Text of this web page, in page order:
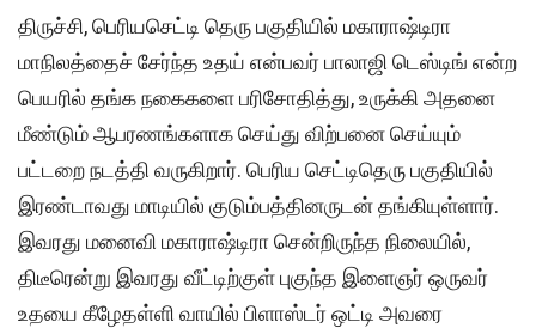
திருச்சி, பெரியசெட்டி தெரு பகுதியில் மகாராஷ்டிரா
மாநிலத்தைச் சேர்ந்த உதய் என்பவர் பாலாஜி டெஸ்டிங் என்ற
பெயரில் தங்க நகைகளை பரிசோதித்து, உருக்கி அதனை
மீண்டும் ஆபரணங்களாக செய்து விற்பனை செய்யும்
பட்டறை நடத்தி வருகிறார். பெரிய செட்டிதெரு பகுதியில்
இரண்டாவது மாடியில் குடும்பத்தினருடன் தங்கியுள்ளார்.
இவரது மனைவி மகாராஷ்டிரா சென்றிருந்த நிலையில்,
திடீரென்று இவரது வீட்டிற்குள் புகுந்த இளைஞர் ஒருவர்
உதயை கீழேதள்ளி வாயில் பிளாஸ்டர் ஒட்டி அவரை